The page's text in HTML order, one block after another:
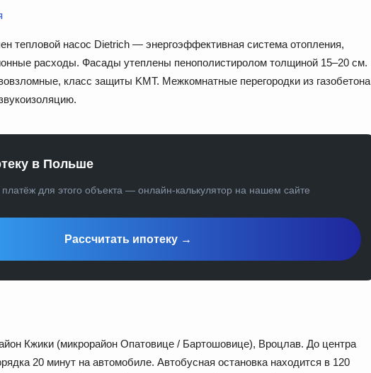
тепловой насос Dietrich — энергоэффективная система отопления,
расходы. Фасады утеплены пенополистиролом толщиной 15–20 см.
класс защиты KMT. Межкомнатные перегородки из газобетона
в Польше
для этого объекта — онлайн-калькулятор на нашем сайте
Рассчитать ипотеку →
Кжики (микрорайон Опатовице / Бартошовице), Вроцлав. До центра
20 минут на автомобиле. Автобусная остановка находится в 120